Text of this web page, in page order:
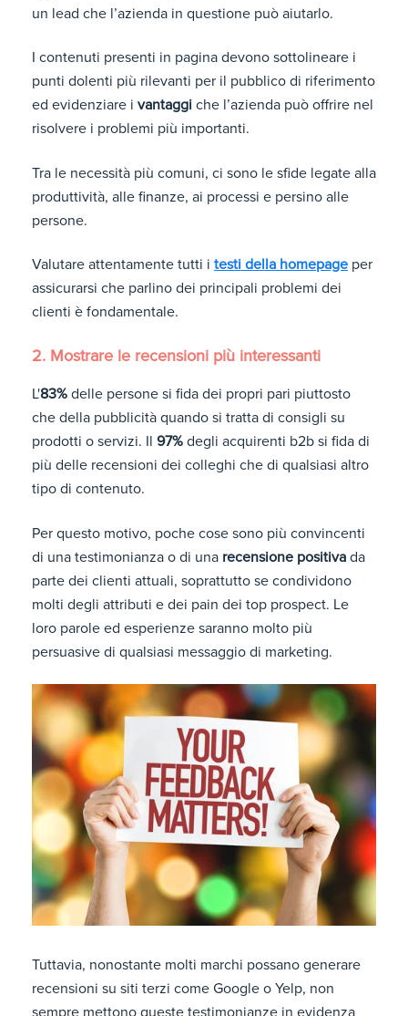
un lead che l’azienda in questione può aiutarlo.
I contenuti presenti in pagina devono sottolineare i
punti dolenti più rilevanti per il pubblico di riferimento
ed evidenziare i vantaggi che l’azienda può offrire nel
risolvere i problemi più importanti.
Tra le necessità più comuni, ci sono le sfide legate alla
produttività, alle finanze, ai processi e persino alle
persone.
Valutare attentamente tutti i testi della homepage per
assicurarsi che parlino dei principali problemi dei
clienti è fondamentale.
2. Mostrare le recensioni più interessanti
L'83% delle persone si fida dei propri pari piuttosto
che della pubblicità quando si tratta di consigli su
prodotti o servizi. Il 97% degli acquirenti b2b si fida di
più delle recensioni dei colleghi che di qualsiasi altro
tipo di contenuto.
Per questo motivo, poche cose sono più convincenti
di una testimonianza o di una recensione positiva da
parte dei clienti attuali, soprattutto se condividono
molti degli attributi e dei pain dei top prospect. Le
loro parole ed esperienze saranno molto più
persuasive di qualsiasi messaggio di marketing.
Tuttavia, nonostante molti marchi possano generare
recensioni su siti terzi come Google o Yelp, non